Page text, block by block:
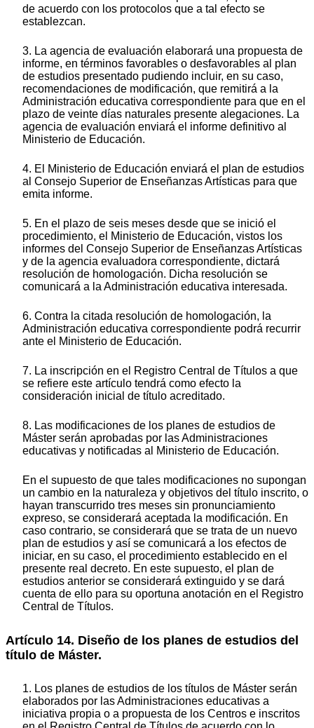
de acuerdo con los protocolos que a tal efecto se
establezcan.
3. La agencia de evaluación elaborará una propuesta de
informe, en términos favorables o desfavorables al plan
de estudios presentado pudiendo incluir, en su caso,
recomendaciones de modificación, que remitirá a la
Administración educativa correspondiente para que en el
plazo de veinte días naturales presente alegaciones. La
agencia de evaluación enviará el informe definitivo al
Ministerio de Educación.
4. El Ministerio de Educación enviará el plan de estudios
al Consejo Superior de Enseñanzas Artísticas para que
emita informe.
5. En el plazo de seis meses desde que se inició el
procedimiento, el Ministerio de Educación, vistos los
informes del Consejo Superior de Enseñanzas Artísticas
y de la agencia evaluadora correspondiente, dictará
resolución de homologación. Dicha resolución se
comunicará a la Administración educativa interesada.
6. Contra la citada resolución de homologación, la
Administración educativa correspondiente podrá recurrir
ante el Ministerio de Educación.
7. La inscripción en el Registro Central de Títulos a que
se refiere este artículo tendrá como efecto la
consideración inicial de título acreditado.
8. Las modificaciones de los planes de estudios de
Máster serán aprobadas por las Administraciones
educativas y notificadas al Ministerio de Educación.
En el supuesto de que tales modificaciones no supongan
un cambio en la naturaleza y objetivos del título inscrito, o
hayan transcurrido tres meses sin pronunciamiento
expreso, se considerará aceptada la modificación. En
caso contrario, se considerará que se trata de un nuevo
plan de estudios y así se comunicará a los efectos de
iniciar, en su caso, el procedimiento establecido en el
presente real decreto. En este supuesto, el plan de
estudios anterior se considerará extinguido y se dará
cuenta de ello para su oportuna anotación en el Registro
Central de Títulos.
Artículo 14. Diseño de los planes de estudios del
título de Máster.
1. Los planes de estudios de los títulos de Máster serán
elaborados por las Administraciones educativas a
iniciativa propia o a propuesta de los Centros e inscritos